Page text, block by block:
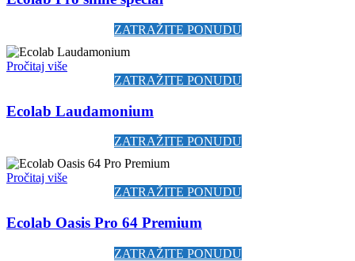
ZATRAŽITE PONUDU
Pročitaj više
ZATRAŽITE PONUDU
Ecolab Laudamonium
ZATRAŽITE PONUDU
Pročitaj više
ZATRAŽITE PONUDU
Ecolab Oasis Pro 64 Premium
ZATRAŽITE PONUDU